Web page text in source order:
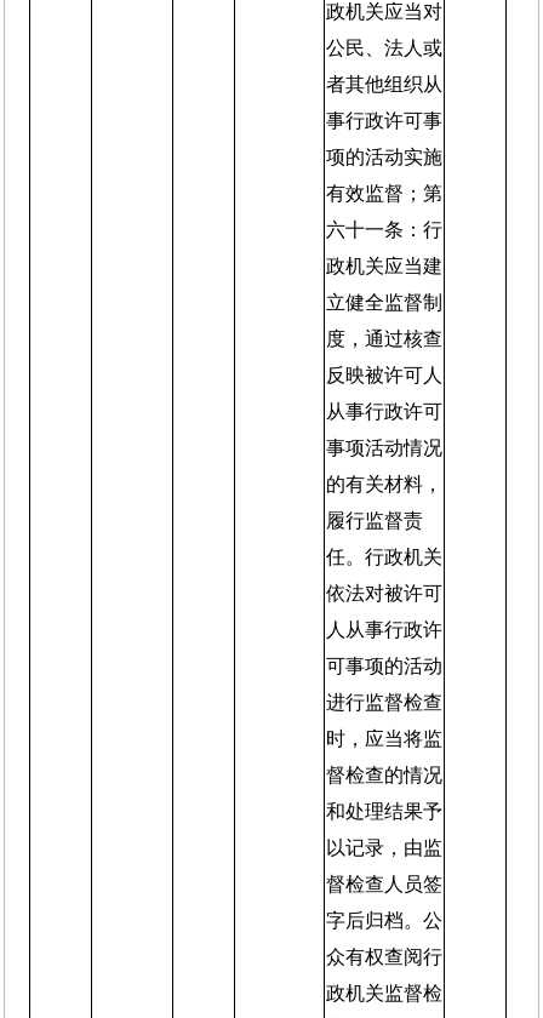
政机关应当对
公民、法人或
者其他组织从
事行政许可事
项的活动实施
有效监督；第
六十一条：行
政机关应当建
立健全监督制
度，通过核查
反映被许可人
从事行政许可
事项活动情况
的有关材料，
履行监督责
任。行政机关
依法对被许可
人从事行政许
可事项的活动
进行监督检查
时，应当将监
督检查的情况
和处理结果予
以记录，由监
督检查人员签
字后归档。公
众有权查阅行
政机关监督检